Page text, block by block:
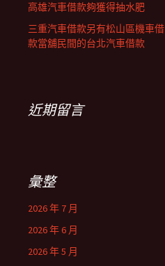
高雄汽車借款夠獲得抽水肥
三重汽車借款另有松山區機車借
款當舖民間的台北汽車借款
近期留言
彙整
2026 年 7 月
2026 年 6 月
2026 年 5 月